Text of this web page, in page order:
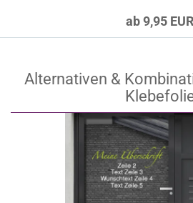
ab 9,95 EUR
Alternativen &